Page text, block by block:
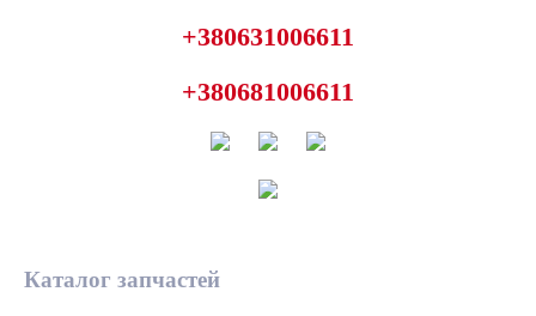
+380631006611
+380681006611
Каталог запчастей